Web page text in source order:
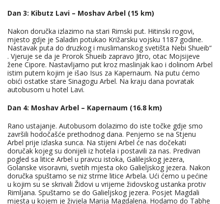
Dan 3: Kibutz Lavi – Moshav Arbel (15 km)
Nakon doručka izlazimo na stari Rimski put. Hitinski rogovi,
mjesto gdje je Saladin potukao Križarsku vojsku 1187 godine.
Nastavak puta do druzkog i muslimanskog svetišta Nebi Shueib“
. Vjeruje se da je Prorok Shueib zapravo Jitro, otac Mojsijeve
žene Cipore. Nastavljamo put kroz maslinjak kao i dolinom Arbel
istim putem kojim je išao Isus za Kapernaum. Na putu ćemo
obići ostatke stare Sinagogu Arbel. Na kraju dana povratak
autobusom u hotel Lavi.
Dan 4: Moshav Arbel – Kapernaum (16.8 km)
Rano ustajanje. Autobusom dolazimo do iste točke gdje smo
završili hodočašće prethodnog dana. Penjemo se na Stjenu
Arbel prije izlaska sunca. Na stijeni Arbel će nas dočekati
doručak kojeg su donijeli iz hotela i postavili za nas. Predivan
pogled sa litice Arbel u pravcu istoka, Galilejskog jezera,
Golanske visoravni, svetih mjesta oko Galieljskog jezera. Nakon
doručka spuštamo se niz strme litice Arbela. Ući ćemo u pećine
u kojim su se skrivali Židovi u vrijeme židovskog ustanka protiv
Rimljana. Spuštamo se do Galieljskog jezera. Posjet Magdali
mjesta u kojem je živjela Marija Magdalena. Hodamo do Tabhe